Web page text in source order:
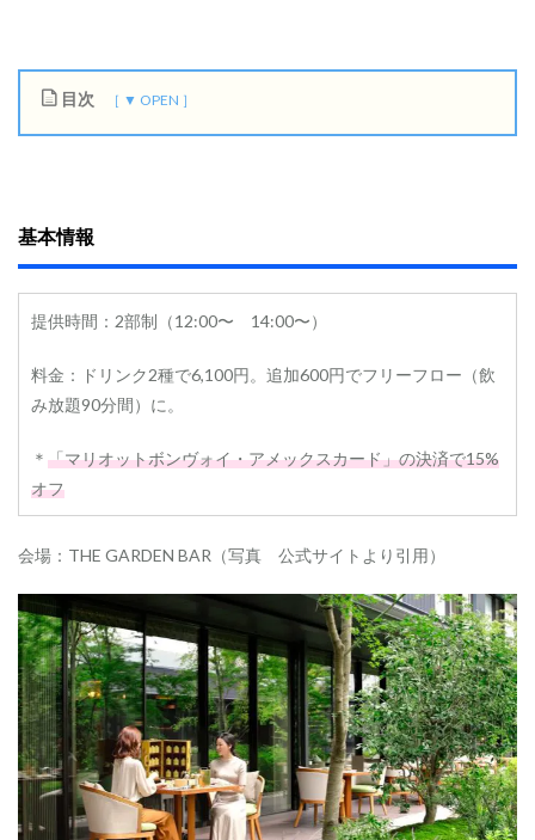
目次
ル
ム
ド
リ
ク
3
カ
テ
4
ス
イ
ー
ツ
5
紅
茶
基本情報
提供時間：2部制（12:00〜 14:00〜）
料金：ドリンク2種で6,100円。追加600円でフリーフロー（飲
み放題90分間）に。
＊ 「マリオットボンヴォイ・アメックスカード」の決済で15%
オフ
会場：THE GARDEN BAR（写真 公式サイトより引用）